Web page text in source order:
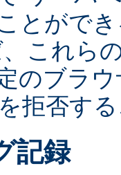
とがで
これら
のブラ
拒否す
記録